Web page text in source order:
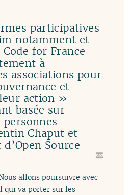
participatives
notamment et
for France
à
associations pour
et
action »
basée sur
Chaput et
Source
allons poursuivre avec
qui va porter sur les